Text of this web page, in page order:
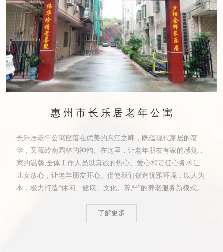
惠州市长乐居老年公寓
长乐居老年公寓座落在优美的东江之畔，既蕴现代家居的奢
华，又藏岭南园林的神韵。在这里，让老年朋友有家的感觉，
家的温馨;全体工作人员以真诚的热心、爱心和责任心务求让
儿女放心，让老年朋友开心。促使我们创造优雅环境，以人为
本，极力打造“休闲、健康、文化、尊严”的养老服务新模式。
了解更多